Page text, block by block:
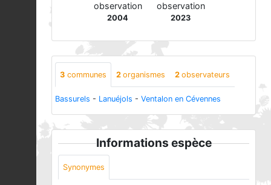
observation
2004
observation
2023
3 communes 2 organismes 2 observateurs
Bassurels - Lanuéjols - Ventalon en Cévennes
Informations espèce
Synonymes